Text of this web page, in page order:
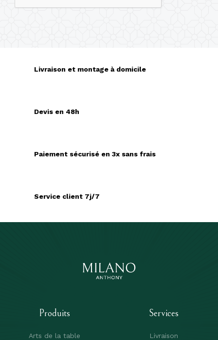
Livraison et montage à domicile
Devis en 48h
Paiement sécurisé en 3x sans frais
Service client 7j/7
Produits
Arts de la table
Services
Livraison